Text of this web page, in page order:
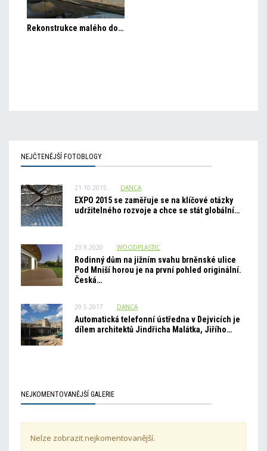
Rekonstrukce malého domečku v historickém centru Jihlavy
NEJČTENĚJŠÍ FOTOBLOGY
21.10.2015 DANCA
EXPO 2015 se zaměřuje se na klíčové otázky
udržitelného rozvoje a chce se stát globální…
23.9.2020 WOODPLASTIC
Rodinný dům na jižním svahu brněnské ulice
Pod Mniší horou je na první pohled originální.
Česká…
29.5.2017 DANCA
Automatická telefonní ústředna v Dejvicích je
dílem architektů Jindřicha Malátka, Jiřího…
NEJKOMENTOVANĚJŠÍ GALERIE
Nelze zobrazit nejkomentovanější.